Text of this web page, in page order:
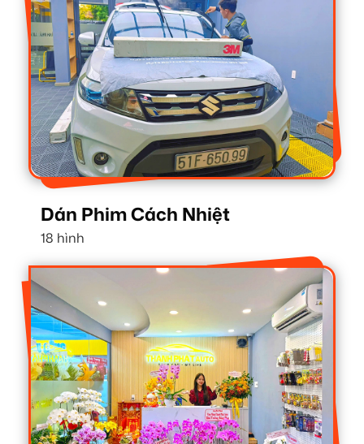
Dán Phim Cách Nhiệt
18 hình